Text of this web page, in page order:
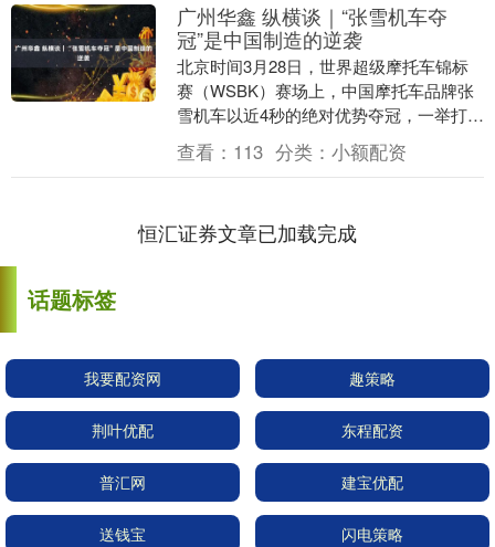
广州华鑫 纵横谈｜“张雪机车夺
冠”是中国制造的逆袭
北京时间3月28日，世界超级摩托车锦标
赛（WSBK）赛场上，中国摩托车品牌张
雪机车以近4秒的绝对优势夺冠，一举打破
了杜卡迪、雅马哈、川崎等国际豪强对该
组别长达数....
查看： 113 分类： 小额配资
恒汇证券文章已加载完成
话题标签
我要配资网 趣策略
荆叶优配 东程配资
普汇网 建宝优配
送钱宝 闪电策略